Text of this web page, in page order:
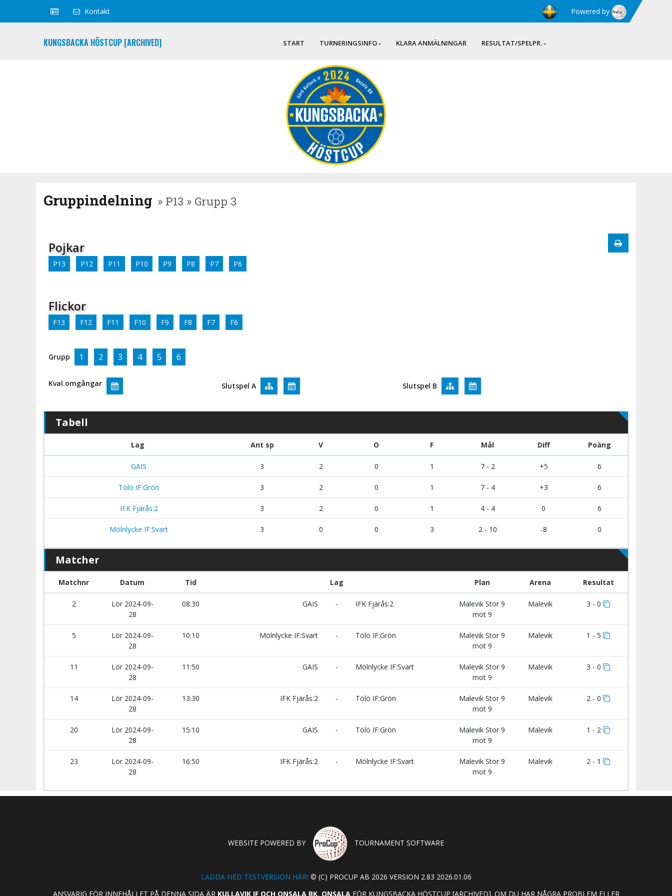
Kontakt Powered by
KUNGSBACKA HÖSTCUP [ARCHIVED] START TURNERINGSINFO KLARA ANMÄLNINGAR RESULTAT/SPELPR.
Gruppindelning » P13 » Grupp 3
Pojkar
P13 P12 P11 P10 P9 P8 P7 P6
Flickor
F13 F12 F11 F10 F9 F8 F7 F6
Grupp 1 2 3 4 5 6
Kval.omgångar Slutspel A Slutspel B
Tabell
Lag Ant sp V O F Mål Diff Poäng
GAIS 3 2 0 1 7 - 2 +5 6
Tölö IF:Grön 3 2 0 1 7 - 4 +3 6
IFK Fjärås:2 3 2 0 1 4 - 4 0 6
Mölnlycke IF:Svart 3 0 0 3 2 - 10 -8 0
Matcher
Matchnr Datum Tid Lag Plan Arena Resultat
2
Lör 2024-09-
28
08:30 GAIS - IFK Fjärås:2
Malevik Stor 9
mot 9
Malevik 3 - 0
5
Lör 2024-09-
28
10:10 Mölnlycke IF:Svart - Tölö IF:Grön
Malevik Stor 9
mot 9
Malevik 1 - 5
11
Lör 2024-09-
28
11:50 GAIS - Mölnlycke IF:Svart
Malevik Stor 9
mot 9
Malevik 3 - 0
14
Lör 2024-09-
28
13:30 IFK Fjärås:2 - Tölö IF:Grön
Malevik Stor 9
mot 9
Malevik 2 - 0
20
Lör 2024-09-
28
15:10 GAIS - Tölö IF:Grön
Malevik Stor 9
mot 9
Malevik 1 - 2
23
Lör 2024-09-
28
16:50 IFK Fjärås:2 - Mölnlycke IF:Svart
Malevik Stor 9
mot 9
Malevik 2 - 1
WEBSITE POWERED BY TOURNAMENT SOFTWARE
LADDA NED TESTVERSION HÄR! © (C) PROCUP AB 2026 VERSION 2.83 2026.01.06
ANSVARIG FÖR INNEHÅLLET PÅ DENNA SIDA ÄR KULLAVIK IF OCH ONSALA BK, ONSALAFÖR KUNGSBACKA HÖSTCUP [ARCHIVED]. OM DU HAR NÅGRA PROBLEM ELLER